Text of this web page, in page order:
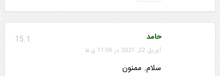
15.1 حامد
آوریل 22, 2021 در 11:06 ق.ظ
سلام. ممنون